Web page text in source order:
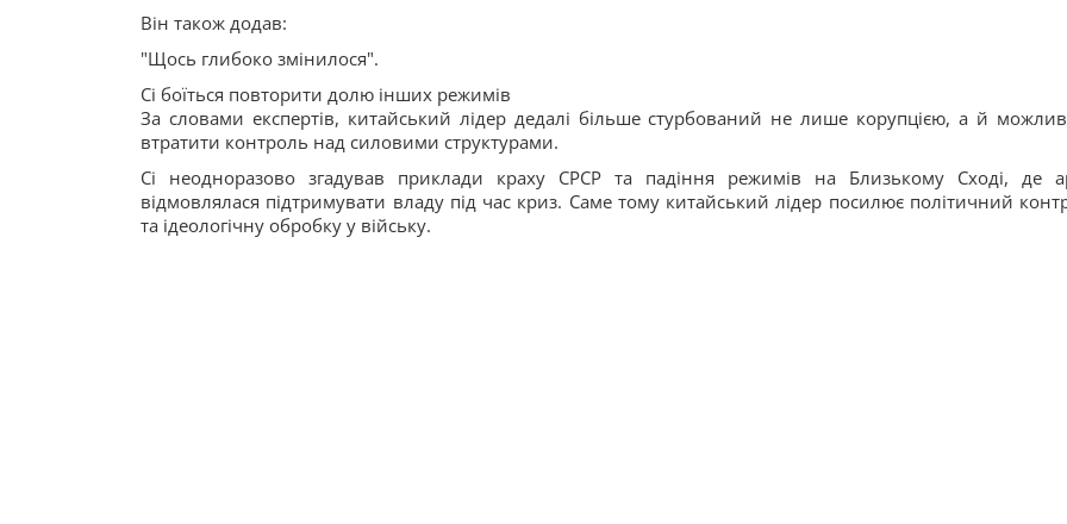
Він також додав:
"Щось глибоко змінилося".
Сі боїться повторити долю інших режимів
За словами експертів, китайський лідер дедалі більше стурбований не лише корупцією, а й
втратити контроль над силовими структурами.
Сі неодноразово згадував приклади краху СРСР та падіння режимів на Близькому Сході, де
відмовлялася підтримувати владу під час криз. Саме тому китайський лідер посилює політичний
та ідеологічну обробку у війську.